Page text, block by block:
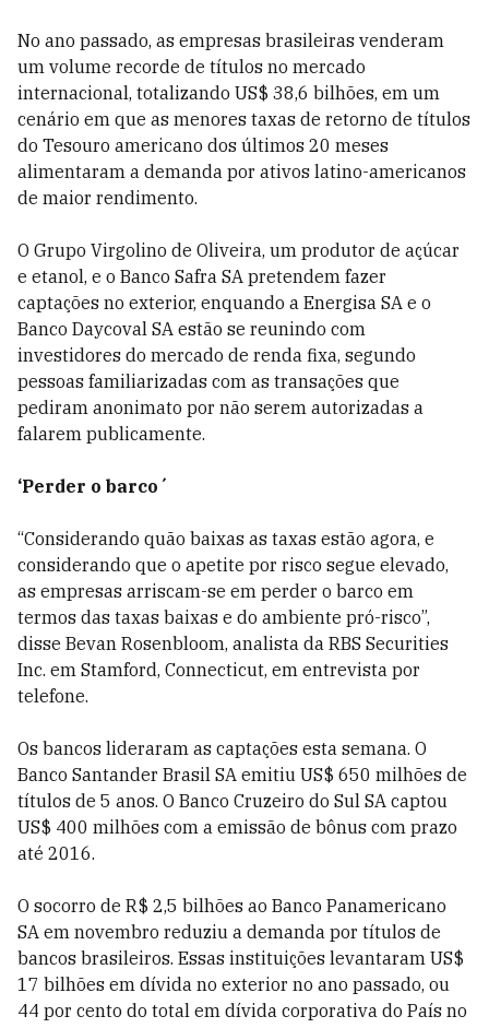
No ano passado, as empresas brasileiras venderam
um volume recorde de títulos no mercado
internacional, totalizando US$ 38,6 bilhões, em um
cenário em que as menores taxas de retorno de títulos
do Tesouro americano dos últimos 20 meses
alimentaram a demanda por ativos latino-americanos
de maior rendimento.
O Grupo Virgolino de Oliveira, um produtor de açúcar
e etanol, e o Banco Safra SA pretendem fazer
captações no exterior, enquando a Energisa SA e o
Banco Daycoval SA estão se reunindo com
investidores do mercado de renda fixa, segundo
pessoas familiarizadas com as transações que
pediram anonimato por não serem autorizadas a
falarem publicamente.
‘Perder o barco´
“Considerando quão baixas as taxas estão agora, e
considerando que o apetite por risco segue elevado,
as empresas arriscam-se em perder o barco em
termos das taxas baixas e do ambiente pró-risco”,
disse Bevan Rosenbloom, analista da RBS Securities
Inc. em Stamford, Connecticut, em entrevista por
telefone.
Os bancos lideraram as captações esta semana. O
Banco Santander Brasil SA emitiu US$ 650 milhões de
títulos de 5 anos. O Banco Cruzeiro do Sul SA captou
US$ 400 milhões com a emissão de bônus com prazo
até 2016.
O socorro de R$ 2,5 bilhões ao Banco Panamericano
SA em novembro reduziu a demanda por títulos de
bancos brasileiros. Essas instituições levantaram US$
17 bilhões em dívida no exterior no ano passado, ou
44 por cento do total em dívida corporativa do País no